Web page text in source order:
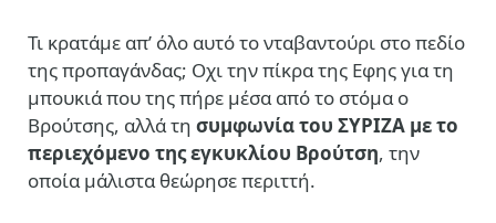
Τι κρατάμε απ’ όλο αυτό το νταβαντούρι στο πεδίο
της προπαγάνδας; Οχι την πίκρα της Εφης για τη
μπουκιά που της πήρε μέσα από το στόμα ο
Βρούτσης, αλλά τη συμφωνία του ΣΥΡΙΖΑ με το
περιεχόμενο της εγκυκλίου Βρούτση, την
οποία μάλιστα θεώρησε περιττή.